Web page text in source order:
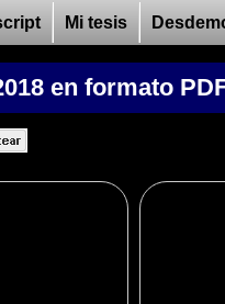
Mi tesis
en formato